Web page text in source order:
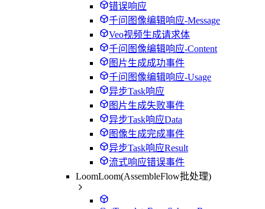
错误响应
千问图像编辑响应-Message
Veo视频生成请求体
千问图像编辑响应-Content
图片生成成功事件
千问图像编辑响应-Usage
异步Task响应
图片生成失败事件
异步Task响应Data
图像生成完成事件
异步Task响应Result
流式响应错误事件
LoomLoom(AssembleFlow批处理)